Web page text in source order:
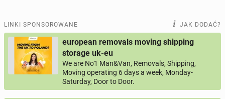
LINKI SPONSOROWANE JAK DODAĆ?
european removals moving shipping
storage uk-eu
We are No1 Man&Van, Removals, Shipping,
Moving operating 6 days a week, Monday-
Saturday, Door to Door.